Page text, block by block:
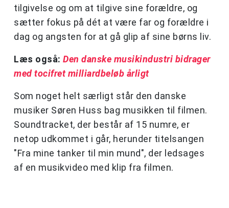
tilgivelse og om at tilgive sine forældre, og
sætter fokus på dét at være far og forældre i
dag og angsten for at gå glip af sine børns liv.
Læs også: Den danske musikindustri bidrager
med tocifret milliardbeløb årligt
Som noget helt særligt står den danske
musiker Søren Huss bag musikken til filmen.
Soundtracket, der består af 15 numre, er
netop udkommet i går, herunder titelsangen
"Fra mine tanker til min mund", der ledsages
af en musikvideo med klip fra filmen.